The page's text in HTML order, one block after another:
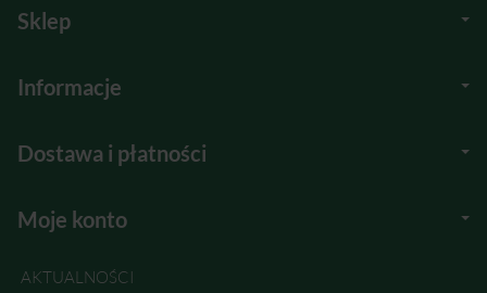
Sklep
Informacje
Dostawa i płatności
Moje konto
AKTUALNOŚCI